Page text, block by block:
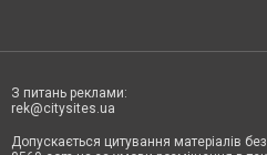
З питань реклами:
rek@citysites.ua
Допускається цитування матеріалів